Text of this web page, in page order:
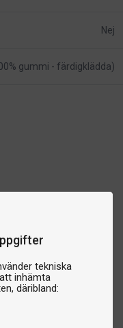
tekniska
inhämta
däribland:
Nej
gummi - färdigklädda)